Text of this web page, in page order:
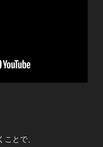
とで、